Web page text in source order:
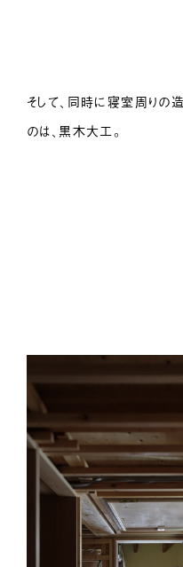
そして、同時に寝室周りの
のは、黒木大工。